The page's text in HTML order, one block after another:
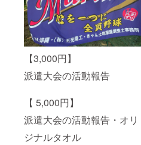
【3,000円】
派遣大会の活動報告
【 5,000円】
派遣大会の活動報告・オリ
ジナルタオル